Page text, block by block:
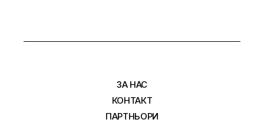
ЗА НАС
КОНТАКТ
ПАРТНЬОРИ